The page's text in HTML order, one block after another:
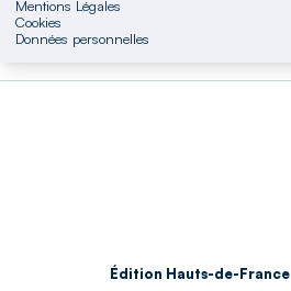
Mentions Légales
Cookies
Données personnelles
Édition Hauts-de-France